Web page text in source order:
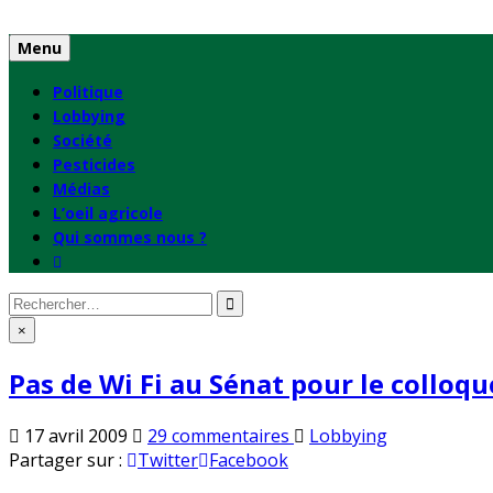
to
content
Menu
Politique
Lobbying
Société
Pesticides
Médias
L’oeil agricole
Qui sommes nous ?
Rechercher
: ×
Pas de Wi Fi au Sénat pour le
17 avril 2009 29 commentaires surPublié
Lobbying
Partager sur :
Twitter Facebook